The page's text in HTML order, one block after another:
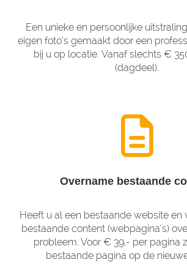
Een unieke en persoonlijke
eigen foto’s gemaakt door een
bij u op locatie. Vanaf slechts €
(dagdeel).
Overname bestaande
Heeft u al een bestaande website en
bestaande content (webpagina’s)
probleem. Voor € 39,- per pagina
bestaande pagina op de